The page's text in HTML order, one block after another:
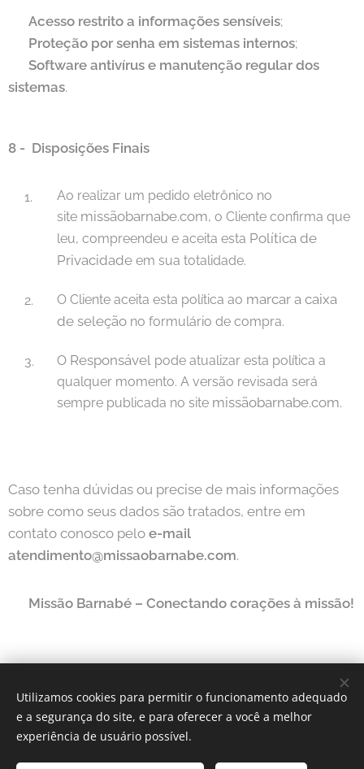
Acesso restrito a informações sensíveis;
Proteção por senha em sistemas internos;
Software antivírus e manutenção regular dos
sistemas.
8 - Disposições Finais
Ao realizar um pedido eletrônico no
site missãobarnabe.com, o Cliente confirma que
leu, compreendeu e aceita esta Política de
Privacidade em sua totalidade.
O Cliente aceita esta política ao marcar a caixa
de seleção no formulário de compra.
O Responsável pode atualizar esta política a
qualquer momento. A versão revisada será
sempre publicada no site missãobarnabe.com.
Caso tenha dúvidas ou precise de mais informações
sobre como seus dados são tratados, entre em
contato conosco pelo e-mail
atendimento@missaobarnabe.com.
Missão Barnabé – Conectando corações à missão!
© 2005 Missão Barnabé | Todos os direitos reservados.
Desenvolvido porMissão Barnabé Cookies
Idiomas
Utilizamos cookies para permitir o funcionamento adequado
e a segurança do site, e para oferecer a você a melhor
experiência de usuário possível.